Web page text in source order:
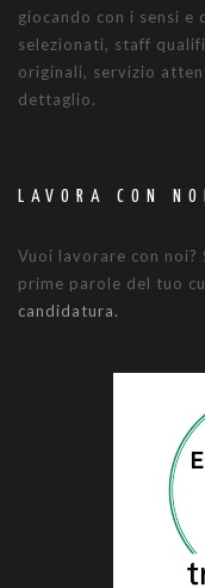
giocando con i sensi
selezionati, staff
originali, servizio
dettaglio.
LAVORA CON NOI
Vuoi lavorare con noi?
prime parole del tuo
candidatura.